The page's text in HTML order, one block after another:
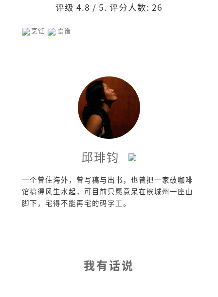
评级 4.8 / 5. 评分人数: 26
烹饪 食谱
邱琲钧
一个曾住海外，曾写稿与出书，也曾把一家破咖啡
馆搞得风生水起，可目前只愿意呆在槟城州一座山
脚下，宅得不能再宅的码字工。
我有话说